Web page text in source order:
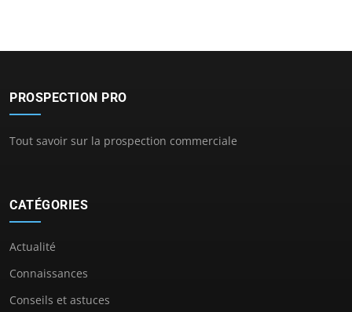
PROSPECTION PRO
Tout savoir sur la prospection commerciale
CATÉGORIES
Actualité
Connaissances
Conseils et astuces